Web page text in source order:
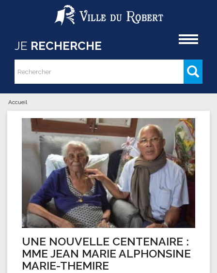
Aller au contenu principal
JE RECHERCHE
Formulaire de recherche
Rechercher
Vous êtes ici
Accueil
UNE NOUVELLE CENTENAIRE :
MME JEAN MARIE ALPHONSINE
MARIE-THEMIRE